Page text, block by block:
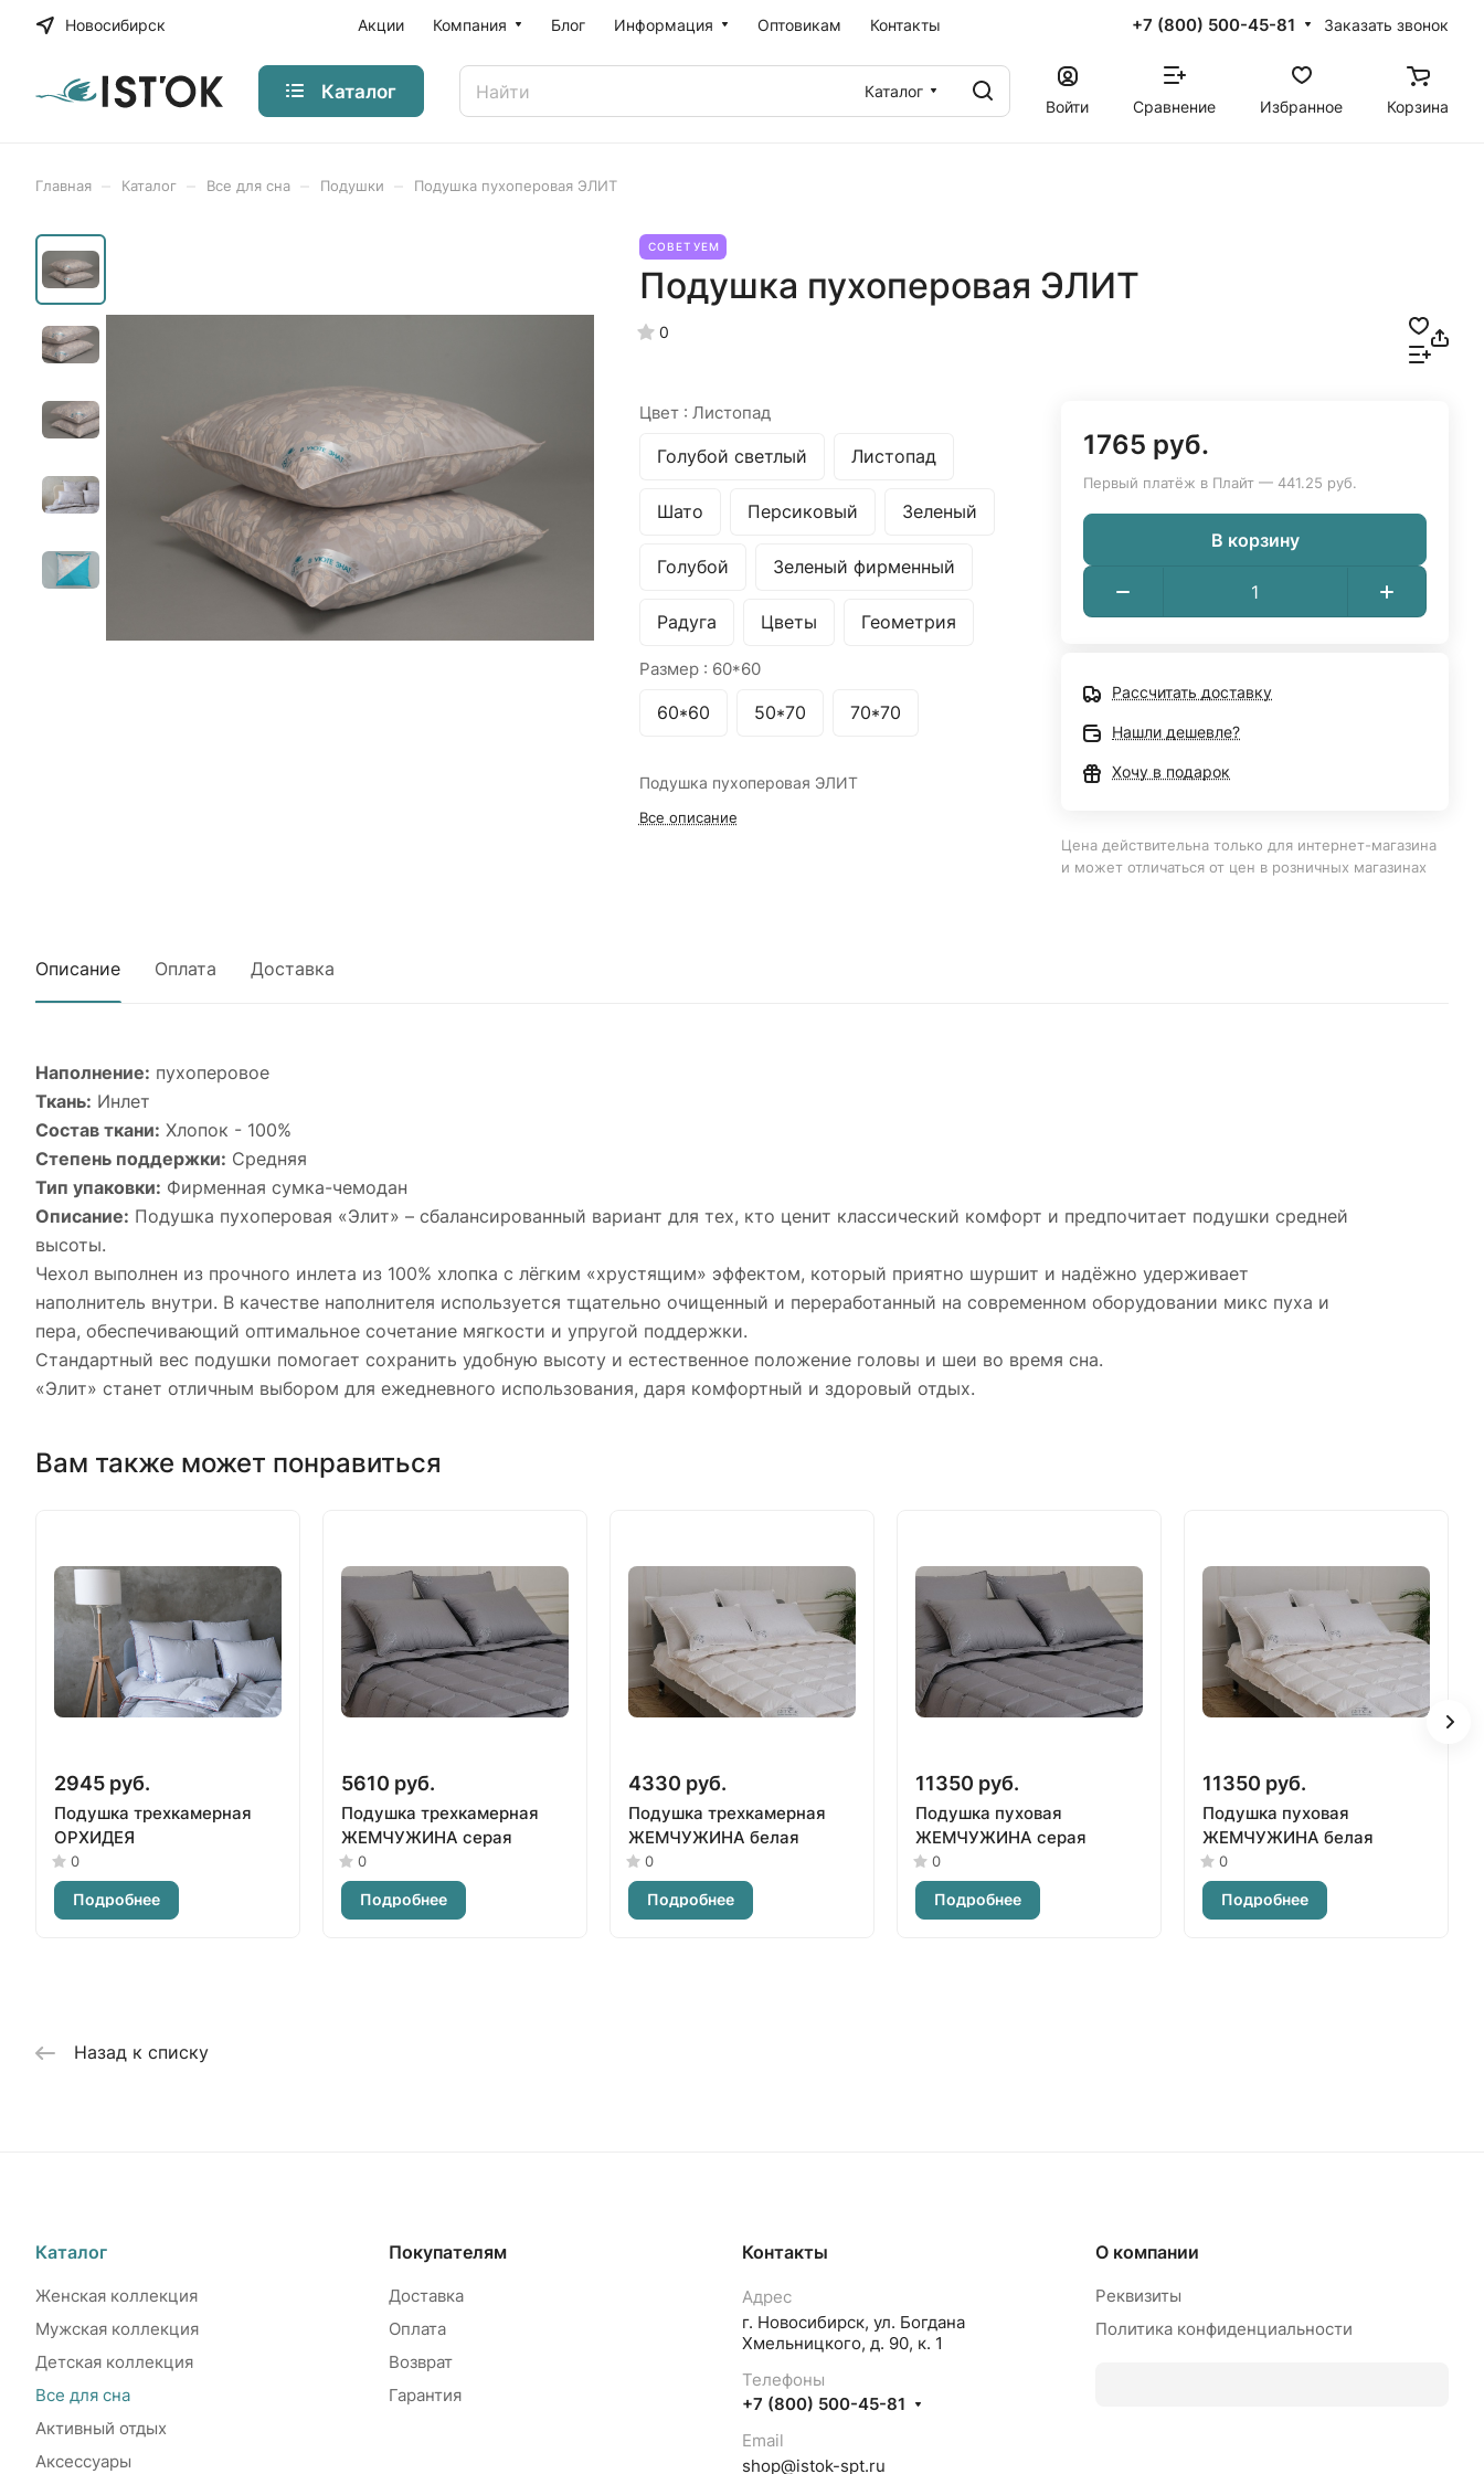
Новосибирск Акции Компания Блог Информация Оптовикам Контакты +7 (800) 500-45-81 Заказать звонок
Каталог
Каталог
Войти
Сравнение Избранное Корзина
Главная Каталог Все для сна Подушки Подушка пухоперовая ЭЛИТ
СОВЕТУЕМ
Подушка пухоперовая ЭЛИТ
0
Цвет : Листопад
Голубой светлый Листопад
Шато Персиковый Зеленый
Голубой Зеленый фирменный
Радуга Цветы Геометрия
Размер : 60*60
60*60 50*70 70*70
Подушка пухоперовая ЭЛИТ
Все описание
1765 руб.
Первый платёж в Плайт — 441.25 руб.
В корзину
Рассчитать доставку
Нашли дешевле?
Хочу в подарок
Цена действительна только для интернет-магазина
и может отличаться от цен в розничных магазинах
Описание Оплата Доставка
Наполнение: пухоперовое
Ткань: Инлет
Состав ткани: Хлопок - 100%
Степень поддержки: Средняя
Тип упаковки: Фирменная сумка-чемодан
Описание: Подушка пухоперовая «Элит» – сбалансированный вариант для тех, кто ценит классический комфорт и предпочитает подушки средней
высоты.
Чехол выполнен из прочного инлета из 100% хлопка с лёгким «хрустящим» эффектом, который приятно шуршит и надёжно удерживает
наполнитель внутри. В качестве наполнителя используется тщательно очищенный и переработанный на современном оборудовании микс пуха и
пера, обеспечивающий оптимальное сочетание мягкости и упругой поддержки.
Стандартный вес подушки помогает сохранить удобную высоту и естественное положение головы и шеи во время сна.
«Элит» станет отличным выбором для ежедневного использования, даря комфортный и здоровый отдых.
Вам также может понравиться
2945 руб.
Подушка трехкамерная
ОРХИДЕЯ
0
Подробнее
5610 руб.
Подушка трехкамерная
ЖЕМЧУЖИНА серая
0
Подробнее
4330 руб.
Подушка трехкамерная
ЖЕМЧУЖИНА белая
0
Подробнее
11350 руб.
Подушка пуховая
ЖЕМЧУЖИНА серая
0
Подробнее
11350 руб.
Подушка пуховая
ЖЕМЧУЖИНА белая
0
Подробнее
Назад к списку
Каталог
Женская коллекция
Мужская коллекция
Детская коллекция
Все для сна
Активный отдых
Аксессуары
Покупателям
Доставка
Оплата
Возврат
Гарантия
Контакты
Адрес
г. Новосибирск, ул. Богдана
Хмельницкого, д. 90, к. 1
Телефоны
+7 (800) 500-45-81
Email
shop@istok-spt.ru
О компании
Реквизиты
Политика конфиденциальности